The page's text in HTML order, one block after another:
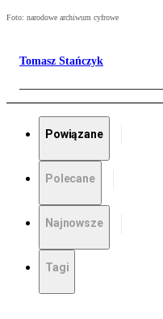
Foto: narodowe archiwum cyfrowe
Tomasz Stańczyk
Powiązane
Polecane
Najnowsze
Tagi